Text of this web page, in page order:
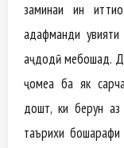
заминаи ин
ҳадафманди
аҷдодӣ мебошад.
ҷомеа ба як
дошт, ки берун аз
таърихи бошарафи